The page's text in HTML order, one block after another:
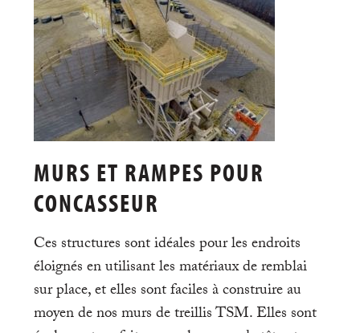
MURS ET RAMPES POUR
CONCASSEUR
Ces structures sont idéales pour les endroits
éloignés en utilisant les matériaux de remblai
sur place, et elles sont faciles à construire au
moyen de nos murs de treillis TSM. Elles sont